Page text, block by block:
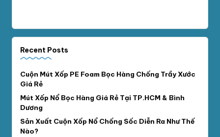
Recent Posts
Cuộn Mút Xốp PE Foam Bọc Hàng Chống Trầy Xước
Giá Rẻ
Mút Xốp Nổ Bọc Hàng Giá Rẻ Tại TP.HCM & Bình
Dương
Sản Xuất Cuộn Xốp Nổ Chống Sốc Diễn Ra Như Thế
Nào?